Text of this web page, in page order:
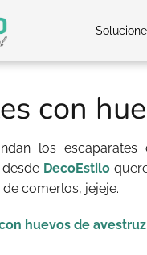
con
los escaparates
DecoEstilo
comerlos, jejeje.
huevos de avestruz